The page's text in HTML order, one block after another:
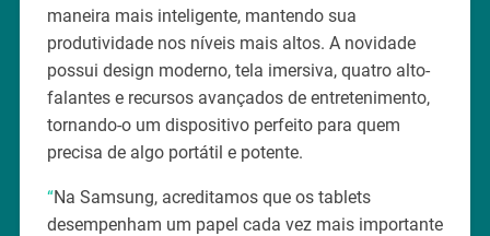
maneira mais inteligente, mantendo sua
produtividade nos níveis mais altos. A novidade
possui design moderno, tela imersiva, quatro alto-
falantes e recursos avançados de entretenimento,
tornando-o um dispositivo perfeito para quem
precisa de algo portátil e potente.
“Na Samsung, acreditamos que os tablets
desempenham um papel cada vez mais importante